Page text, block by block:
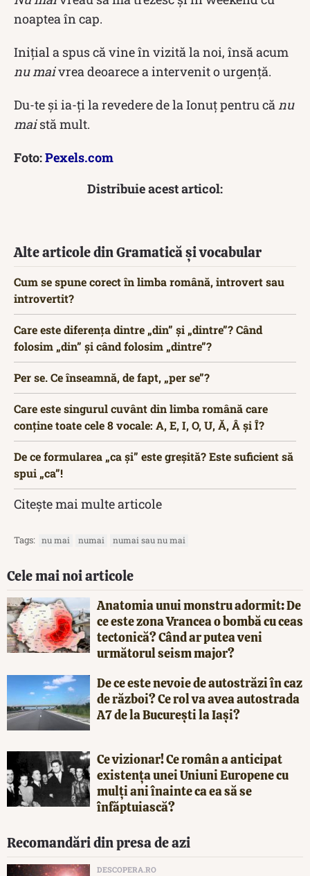
noaptea în cap.
Inițial a spus că vine în vizită la noi, însă acum
nu maivrea deoarece a intervenit o urgență.
Du-te și ia-ți la revedere de la Ionuț pentru că nu
maistă mult.
Foto:Pexels.com
Distribuie acest articol:
Alte articole din Gramatică și vocabular
Cum se spune corect în limba română, introvert sau
introvertit?
Care este diferența dintre „din” și „dintre”? Când
folosim „din” și când folosim „dintre”?
Per se. Ce înseamnă, de fapt, „per se”?
Care este singurul cuvânt din limba română care
conține toate cele 8 vocale: A, E, I, O, U, Ă, Â și Î?
De ce formularea „ca și” este greșită? Este suficient să
spui „ca”!
Citește mai multe articole
Tags: nu mai numai numai sau nu mai
Cele mai noi articole
Anatomia unui monstru adormit: De
ce este zona Vrancea o bombă cu ceas
tectonică? Când ar putea veni
următorul seism major?
De ce este nevoie de autostrăzi în caz
de război? Ce rol va avea autostrada
A7 de la București la Iași?
Ce vizionar! Ce român a anticipat
existența unei Uniuni Europene cu
mulți ani înainte ca ea să se
înfăptuiască?
Recomandări din presa de azi
DESCOPERA.RO